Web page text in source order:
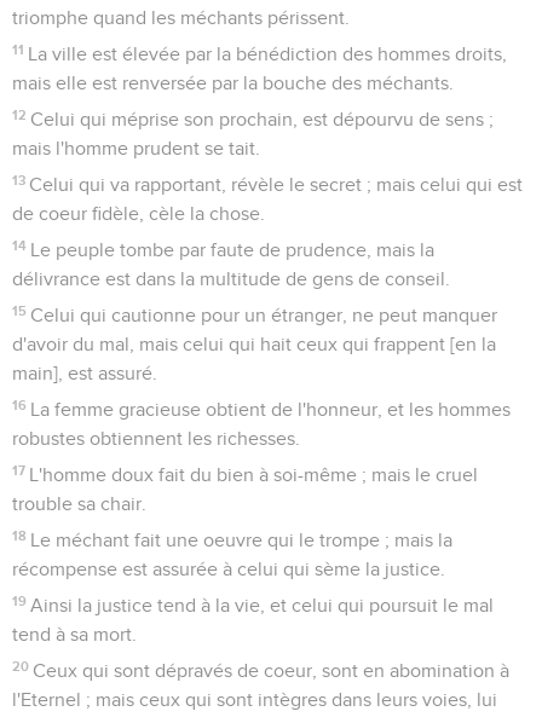
triomphe quand les méchants périssent.
11 La ville est élevée par la bénédiction des hommes droits,
mais elle est renversée par la bouche des méchants.
12 Celui qui méprise son prochain, est dépourvu de sens ;
mais l'homme prudent se tait.
13 Celui qui va rapportant, révèle le secret ; mais celui qui est
de coeur fidèle, cèle la chose.
14 Le peuple tombe par faute de prudence, mais la
délivrance est dans la multitude de gens de conseil.
15 Celui qui cautionne pour un étranger, ne peut manquer
d'avoir du mal, mais celui qui hait ceux qui frappent [en la
main], est assuré.
16 La femme gracieuse obtient de l'honneur, et les hommes
robustes obtiennent les richesses.
17 L'homme doux fait du bien à soi-même ; mais le cruel
trouble sa chair.
18 Le méchant fait une oeuvre qui le trompe ; mais la
récompense est assurée à celui qui sème la justice.
19 Ainsi la justice tend à la vie, et celui qui poursuit le mal
tend à sa mort.
20 Ceux qui sont dépravés de coeur, sont en abomination à
l'Eternel ; mais ceux qui sont intègres dans leurs voies, lui